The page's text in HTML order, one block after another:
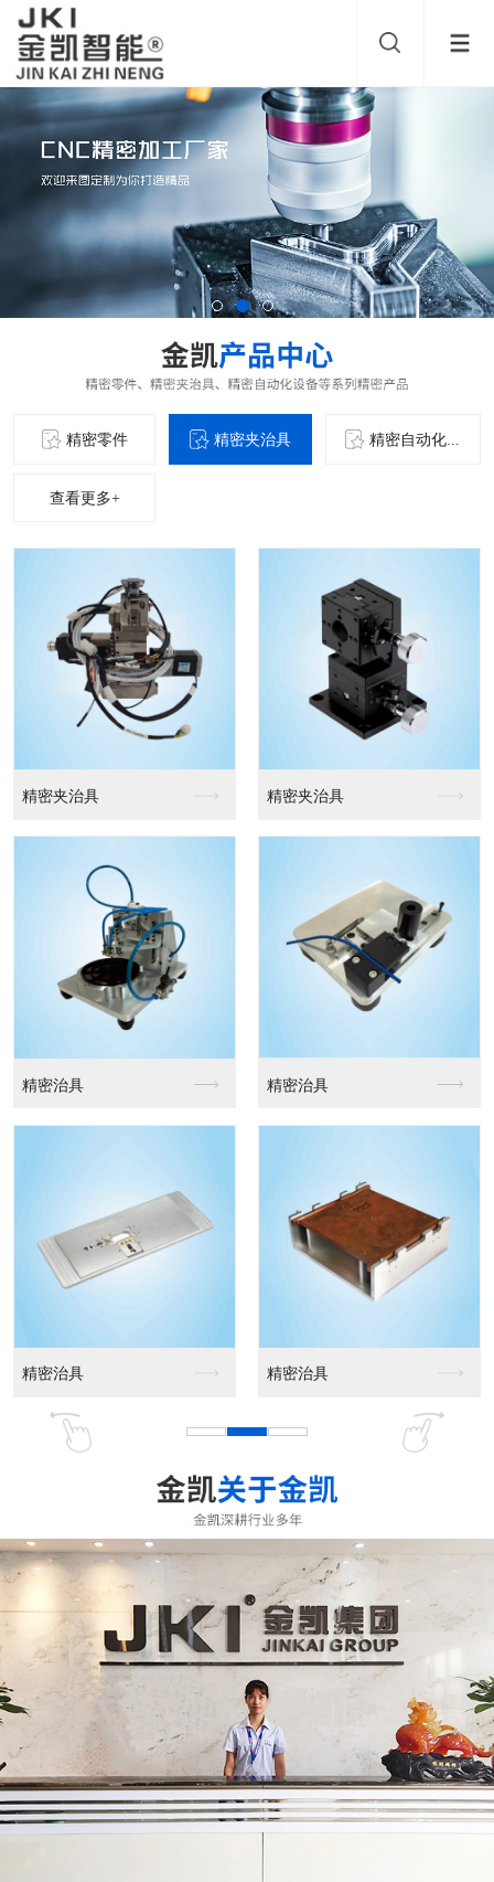
精密零件 精密夹治具 精密自动化...
查看更多+
精密夹治具 精密夹治具
精密治具 精密治具
精密治具 精密治具